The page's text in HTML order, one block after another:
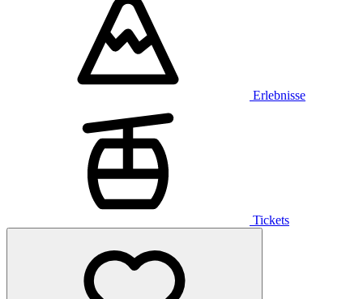
Erlebnisse
Tickets